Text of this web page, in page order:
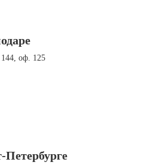
144, оф. 125